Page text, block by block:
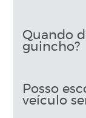
Quando
guincho?
Posso
veículo